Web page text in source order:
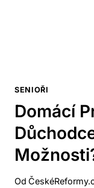
SENIOŘI
Domácí
Od